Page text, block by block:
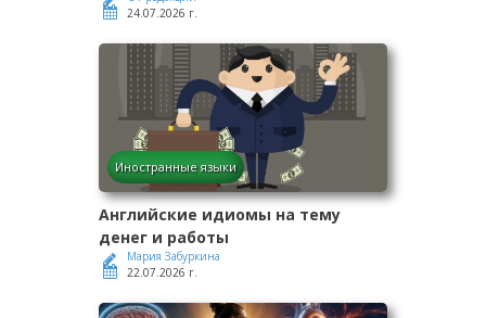
24.07.2026 г.
Иностранные языки
Английские идиомы на тему
денег и работы
Мария Забуркина
22.07.2026 г.